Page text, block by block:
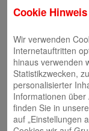
Filialen
Filialen und
Internet-Filiale
Video-
Cookie
Wir verwenden
Internetauftritten
hinaus verwenden
Statistikzwecken,
personalisierter
Informationen
finden Sie in
auf „Einstellungen